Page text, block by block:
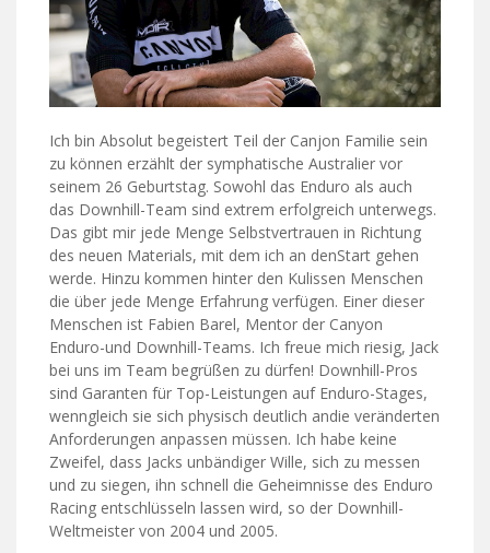
Ich bin Absolut begeistert Teil der Canjon Familie sein
zu können erzählt der symphatische Australier vor
seinem 26 Geburtstag. Sowohl das Enduro als auch
das Downhill-Team sind extrem erfolgreich unterwegs.
Das gibt mir jede Menge Selbstvertrauen in Richtung
des neuen Materials, mit dem ich an denStart gehen
werde. Hinzu kommen hinter den Kulissen Menschen
die über jede Menge Erfahrung verfügen. Einer dieser
Menschen ist Fabien Barel, Mentor der Canyon
Enduro-und Downhill-Teams. Ich freue mich riesig, Jack
bei uns im Team begrüßen zu dürfen! Downhill-Pros
sind Garanten für Top-Leistungen auf Enduro-Stages,
wenngleich sie sich physisch deutlich andie veränderten
Anforderungen anpassen müssen. Ich habe keine
Zweifel, dass Jacks unbändiger Wille, sich zu messen
und zu siegen, ihn schnell die Geheimnisse des Enduro
Racing entschlüsseln lassen wird, so der Downhill-
Weltmeister von 2004 und 2005.